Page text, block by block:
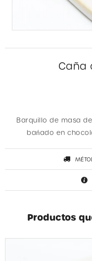
Caña
Barquillo de masa
bańado en
Productos